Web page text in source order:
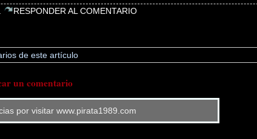
RESPONDER AL COMENTARIO
de este artículo
un comentario
por visitar www.pirata1989.com